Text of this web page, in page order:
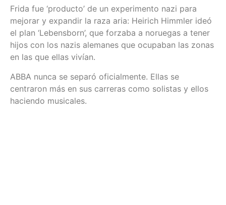
Frida fue ‘producto’ de un experimento nazi para
mejorar y expandir la raza aria: Heirich Himmler ideó
el plan ‘Lebensborn’, que forzaba a noruegas a tener
hijos con los nazis alemanes que ocupaban las zonas
en las que ellas vivían.
ABBA nunca se separó oficialmente. Ellas se
centraron más en sus carreras como solistas y ellos
haciendo musicales.